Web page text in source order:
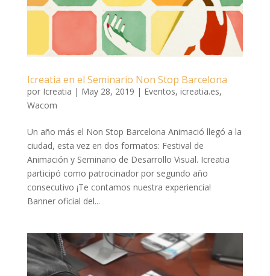
Icreatia en el Seminario Non Stop Barcelona
por Icreatia | May 28, 2019 | Eventos, icreatia.es,
Wacom
Un año más el Non Stop Barcelona Animació llegó a la
ciudad, esta vez en dos formatos: Festival de
Animación y Seminario de Desarrollo Visual. Icreatia
participó como patrocinador por segundo año
consecutivo ¡Te contamos nuestra experiencia!
Banner oficial del...